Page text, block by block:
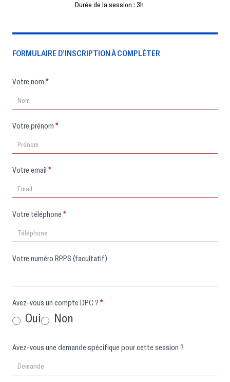
Durée de la session : 3h
FORMULAIRE D’INSCRIPTION À COMPLÉTER
Formulaire
Votre nom *
Votre prénom *
Votre email *
Votre téléphone *
Votre numéro RPPS (facultatif)
Avez-vous un compte DPC ? *
Oui Non
Avez-vous une demande spécifique pour cette session ?